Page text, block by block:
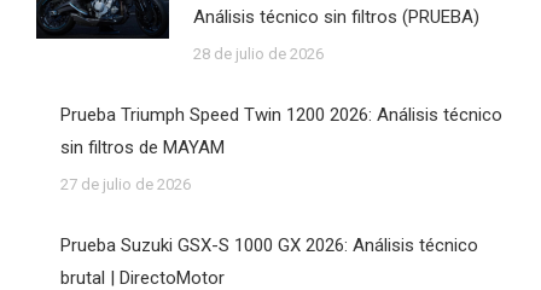
Análisis técnico sin filtros (PRUEBA)
28 de julio de 2026
Prueba Triumph Speed Twin 1200 2026: Análisis técnico
sin filtros de MAYAM
27 de julio de 2026
Prueba Suzuki GSX-S 1000 GX 2026: Análisis técnico
brutal | DirectoMotor